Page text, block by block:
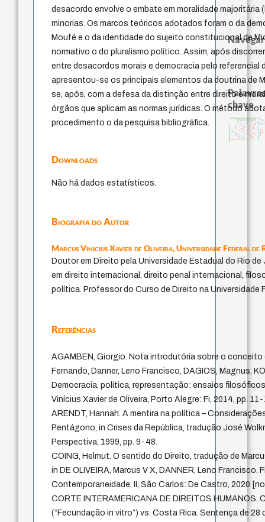
desacordo envolve o embate em moralidade majoritária
minorias. Os marcos teóricos adotados foram o da
Moufé e o da identidade do sujeito constitucional de
normativo o do pluralismo político. Assim, após
entre desacordos morais e democracia pelo referencial
apresentou-se os principais elementos da doutrina de
se, após, com a defesa da distinção entre direito e
órgãos que aplicam as normas jurídicas. O método
procedimento o da pesquisa bibliográfica.
Downloads
Não há dados estatísticos.
Biografia do Autor
Marcus Vinícius Xavier de Oliveira,Universidade Federal de
Doutor em Direito pela Universidade Estadual do Rio
em direito internacional, direito penal internacional,
política. Professor do Curso de Direito na Universidade
Referências
AGAMBEN, Giorgio. Nota introdutória sobre o conceito
Fernando, Danner, Leno Francisco, DAGIOS, Magnus,
Democracia, política, representação: ensaios
Vinícius Xavier de Oliveira, Porto Alegre: Fi, 2014, pp.
ARENDT, Hannah. A mentira na política –
Pentágono, in Crises da República, tradução José
Perspectiva, 1999, pp. 9-48.
COING, Helmut. O sentido do Direito, tradução de
in DE OLIVEIRA, Marcus V X, DANNER, Leno Francisco.
Contemporaneidade, II, São Carlos: De Castro, 2020
CORTE INTERAMERICANA DE DIREITOS HUMANOS.
(“Fecundação in vitro”) vs. Costa Rica. Sentença de 28
Navegar
chave
fundamentalismo
jacobi
protágoras
experiência temporal
metafísica do tempo
género
idade
intolerância history of philosophy
classical german philosophy
j.c.m. neto palavra
literatura (poética) perdón leyes
violencia
logos
direito romano
lei
desejo
sacrifício
bataille